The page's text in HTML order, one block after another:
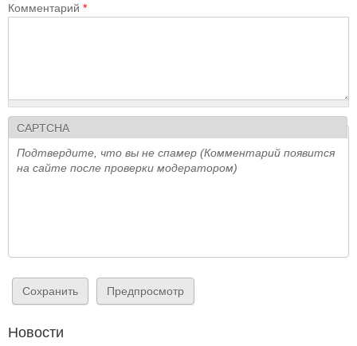
Комментарий *
CAPTCHA
Подтвердите, что вы не спамер (Комментарий появится
на сайте после проверки модератором)
Новости